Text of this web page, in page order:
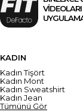
KADIN
Kadın Tişört
Kadın Mont
Kadın Sweatshirt
Kadın Jean
Tümünü Gör